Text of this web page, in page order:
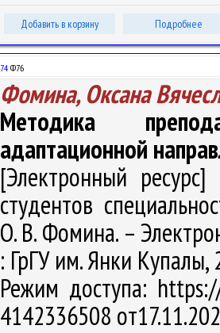
Добавить в корзину Подробнее
74 Ф76
Фомина, Оксана
Методика
адаптационной
[Электронный
студентов
О. В. Фомина. –
: ГрГУ им. Янки Купалы,
Режим доступа:
4142336508